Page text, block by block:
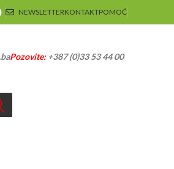
NEWSLETTERKONTAKTPOMOĆ
Pozovite:+387 (0)33 53 44 00